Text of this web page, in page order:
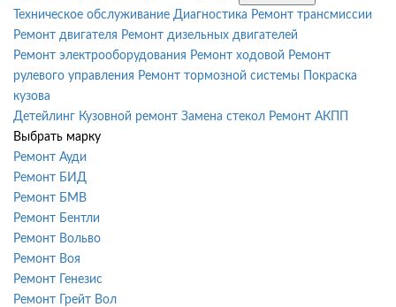
Техническое обслуживание Диагностика Ремонт трансмиссии
Ремонт двигателя Ремонт дизельных двигателей
Ремонт электрооборудования Ремонт ходовой Ремонт
рулевого управления Ремонт тормозной системы
Покраска
кузова
Детейлинг Кузовной ремонт Замена стекол Ремонт АКПП
Выбрать марку
Ремонт Ауди
Ремонт БИД
Ремонт БМВ
Ремонт Бентли
Ремонт Вольво
Ремонт Воя
Ремонт Генезис
Ремонт Грейт Вол